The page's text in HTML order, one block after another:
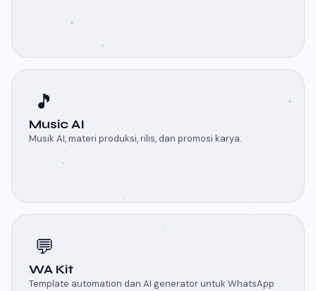
🎵
Music AI
Musik AI, materi produksi, rilis, dan promosi karya.
💬
WA Kit
Template automation dan AI generator untuk WhatsApp